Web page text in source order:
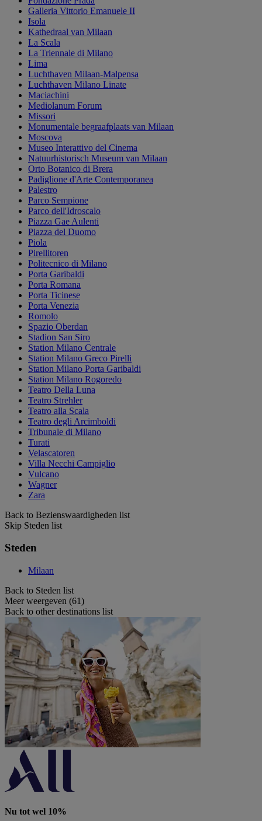
Galleria Vittorio Emanuele II
Isola
Kathedraal van Milaan
La Scala
La Triennale di Milano
Lima
Luchthaven Milaan-Malpensa
Luchthaven Milano Linate
Maciachini
Mediolanum Forum
Missori
Monumentale begraafplaats van Milaan
Moscova
Museo Interattivo del Cinema
Natuurhistorisch Museum van Milaan
Orto Botanico di Brera
Padiglione d'Arte Contemporanea
Palestro
Parco Sempione
Parco dell'Idroscalo
Piazza Gae Aulenti
Piazza del Duomo
Piola
Pirellitoren
Politecnico di Milano
Porta Garibaldi
Porta Romana
Porta Ticinese
Porta Venezia
Romolo
Spazio Oberdan
Stadion San Siro
Station Milano Centrale
Station Milano Greco Pirelli
Station Milano Porta Garibaldi
Station Milano Rogoredo
Teatro Della Luna
Teatro Strehler
Teatro alla Scala
Teatro degli Arcimboldi
Tribunale di Milano
Turati
Velascatoren
Villa Necchi Campiglio
Vulcano
Wagner
Zara
Back to Bezienswaardigheden list
Skip Steden list
Steden
Milaan
Back to Steden list
Meer weergeven (61)
Back to other destinations list
Nu tot wel 10%